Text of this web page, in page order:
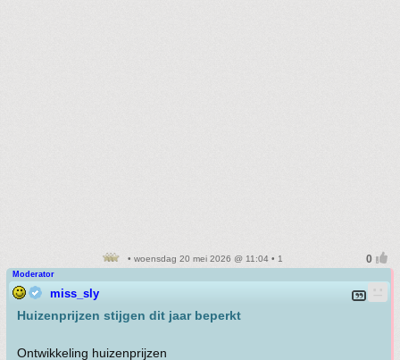
• woensdag 20 mei 2026 @ 11:04 • 1
Moderator
miss_sly
Huizenprijzen stijgen dit jaar beperkt
Ontwikkeling huizenprijzen